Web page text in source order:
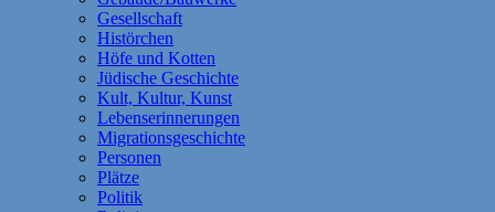
Gesellschaft
Histörchen
Höfe und Kotten
Jüdische Geschichte
Kult, Kultur, Kunst
Lebenserinnerungen
Migrationsgeschichte
Personen
Plätze
Politik